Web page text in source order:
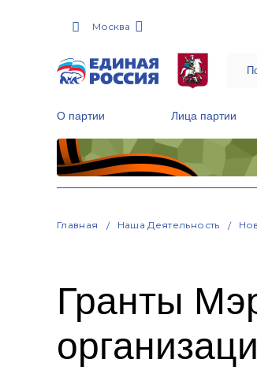
Москва
О партии Лица партии
Главная Наша Деятельность
Гранты